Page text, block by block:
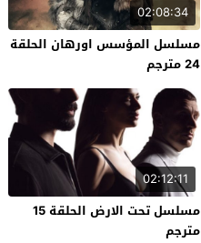
02:08:34
مسلسل المؤسس اورهان الحلقة
24 مترجم
02:12:11
مسلسل تحت الارض الحلقة 15
مترجم